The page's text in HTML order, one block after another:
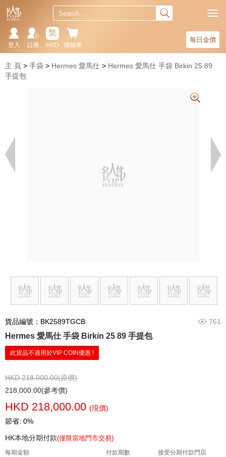
每日金價
購物車
繁
HKD
註冊
登入
主 頁 手袋 Hermes 愛馬仕
Hermes 愛馬仕 手袋 Birkin 25 89
手提包
貨品編號：BK2589TGCB 761
Hermes 愛馬仕 手袋 Birkin 25 89 手提包
此貨品不適用於VIP COIN優惠 !
HKD 218,000.00(原價)
218,000.00(參考價)
HKD 218,000.00 (現價)
節省: 0%
HK本地分期付款(僅限當地門市交易)
每期金額 付款期數 接受分期付款門店